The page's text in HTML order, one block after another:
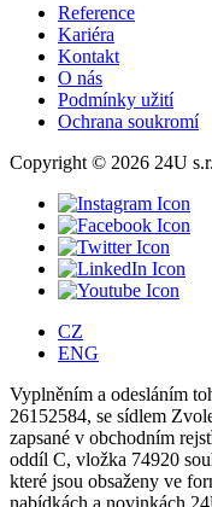
Reference
Kariéra
Kontakt
O nás
Podmínky užití
Ochrana soukromí
Copyright © 2026 24U
CZ
ENG
Vyplněním a odesláním
26152584, se sídlem
zapsané v obchodním
oddíl C, vložka 74920
které jsou obsaženy ve
nabídkách a novinkách